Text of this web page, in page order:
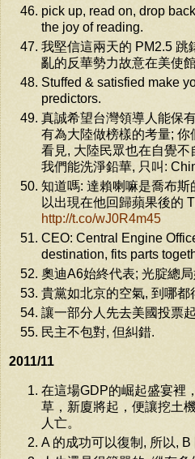
pick up, read on, drop
the joy of reading.
我堅信這兩天的 PM2.5 跳
亂的反華勢力故意在美使
Stuffed & satisfied make
predictors.
真誠希望台灣領導人能保
有為大陸做榜樣的考量;
看見, 大陸民眾也在自覺
我們能洗淨鉛華, 只叫:
知道嗎: 達賴喇嘛是喬布
以出現在他回歸蘋果後的
http://t.co/wJ0R4m45
CEO: Central Engine
destination, fits parts
奧迪A6始終代表; 光腚總
貴黨如北京的空氣, 到哪都
讓一部分人先去美國投票
民主不包對, 但糾錯.
2011/11
在這場GDP的崛起盛宴裡
草，新廈將起，便讓挖土
人亡。
A 的成功可以復制, 所以, B